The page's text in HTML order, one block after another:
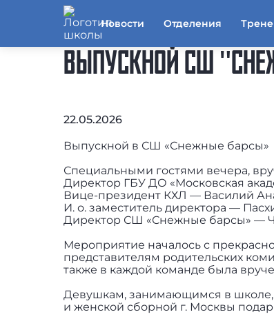
Новости Отделения
ВЫПУСКНОЙ СШ
22.05.2026
Выпускной в СШ «Снежные барсы»
Специальными гостями вечера,
Директор ГБУ ДО «Московская
Вице-президент КХЛ — Василий
И. о. заместитель директора —
Директор СШ «Снежные барсы» —
Мероприятие началось с
представителям родительских
также в каждой команде была
Девушкам, занимающимся в школе,
и женской сборной г. Москвы